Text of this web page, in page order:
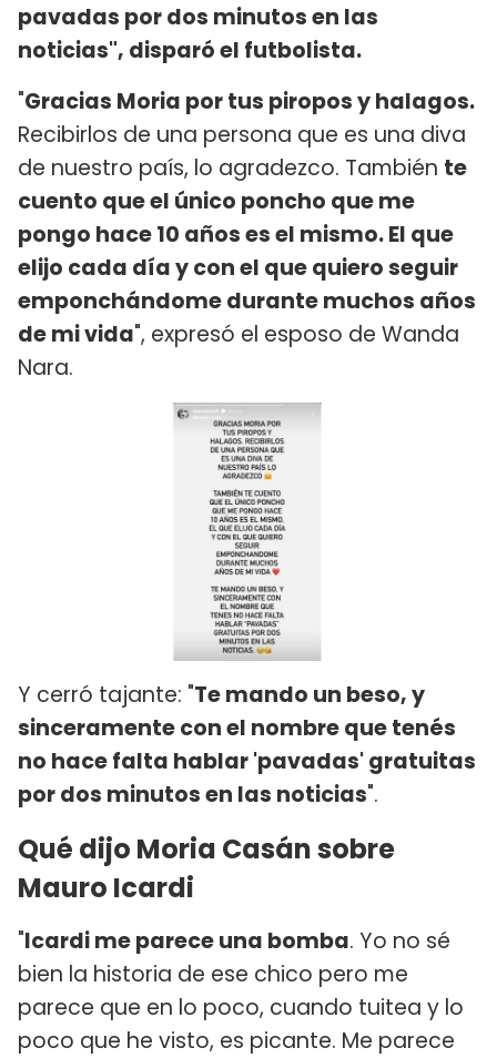
pavadas por dos minutos en las
noticias", disparó el futbolista.
"Gracias Moria por tus piropos y halagos.
Recibirlos de una persona que es una diva
de nuestro país, lo agradezco. También te
cuento que el único poncho que me
pongo hace 10 años es el mismo. El que
elijo cada día y con el que quiero seguir
emponchándome durante muchos años
de mi vida", expresó el esposo de Wanda
Nara.
Y cerró tajante: "Te mando un beso, y
sinceramente con el nombre que tenés
no hace falta hablar 'pavadas' gratuitas
por dos minutos en las noticias".
Qué dijo Moria Casán sobre
Mauro Icardi
"Icardi me parece una bomba. Yo no sé
bien la historia de ese chico pero me
parece que en lo poco, cuando tuitea y lo
poco que he visto, es picante. Me parece